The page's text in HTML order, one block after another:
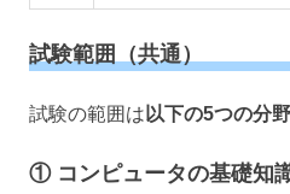
試験範囲（共通）
試験の範囲は 以下の5つの分野
① コンピュータの基礎知